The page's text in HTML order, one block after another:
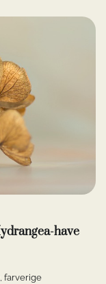
have
farverige